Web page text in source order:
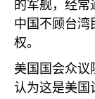
的军舰，经常
中国不顾台湾
权。
美国国会众议
认为这是美国